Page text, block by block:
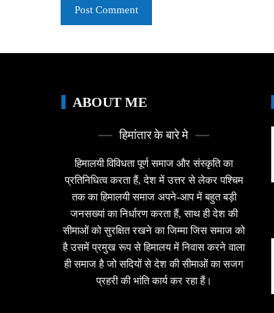
ABOUT ME
हिमांतार के बारे मे
हिमालयी विविधता पूर्ण समाज और संस्कृति का
प्रतिनिधित्व करता हैं, देश में उत्तर से लेकर पश्चिम
तक का हिमालयी समाज अपने-आप में बहुत बड़ी
जनसख्यां का निर्धारण करता हैं, साथ ही देश की
सीमाओं को सुरक्षित रखने का जिम्मा जिस समाज को
है उसमें प्रमुख रूप से हिमालय में निवास करने वाला
ही समाज है जो सदियों से देश की सीमाओं का सजग
प्रहरी की भांति कार्य कर रहा हैं।